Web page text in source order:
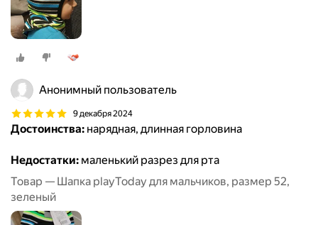
Анонимный пользователь
9 декабря 2024
Достоинства: нарядная, длинная горловина
Недостатки: маленький разрез для рта
Товар — Шапка playToday для мальчиков, размер 52,
зеленый